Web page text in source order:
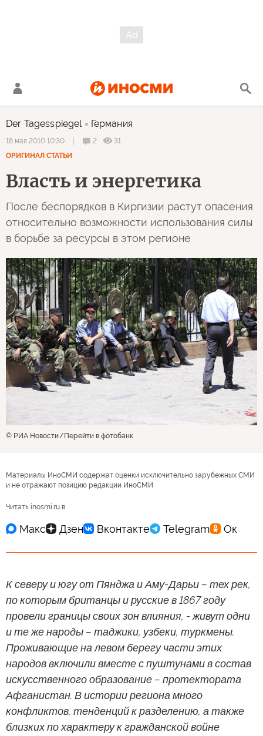
Der Tagesspiegel Германия
18 мая 2010 10:30 2
31
ОРИГИНАЛ СТАТЬИ
Власть и энергетика
После беспорядков в Киргизии растут опасения
относительно возможности использования силы
в борьбе за ресурсы в этом регионе
© РИА Новости Перейти в фотобанк
Материалы ИноСМИ содержат оценки исключительно зарубежных СМИ
и не отражают позицию редакции ИноСМИ
Читать inosmi.ru в
К северу и югу от Пянджа и Аму-Дарьи – тех рек,
по которым британцы и русские в 1867 году
провели границы своих зон влияния, - живут одни
и те же народы – таджики, узбеки, туркмены.
Проживающие на левом берегу части этих
народов включили вместе с пуштунами в состав
искусственного образование – протектората
Афганистан. В истории региона много
конфликтов, тенденций к разделению, а также
близких по характеру к гражданской войне